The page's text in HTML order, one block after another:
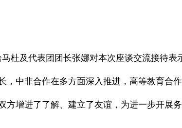
杜及代表团团长张娜对本次座谈交流接待
，中非合作在多方面深入推进，高等教育合
方增进了了解、建立了友谊，为进一步开展